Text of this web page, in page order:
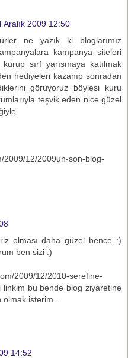
Aralık 2009 12:50
ne yazık ki bloglarımız
kampanya siteleri
sırf yarısmaya katılmak
hediyeleri kazanıp sonradan
görüyoruz böylesi kuru
teşvik eden nice güzel
2009/12/2009un-son-blog-
olması daha güzel bence :)
ben sizi :)
2009/12/2010-serefine-
bu bende blog ziyaretine
isterim..
14:52